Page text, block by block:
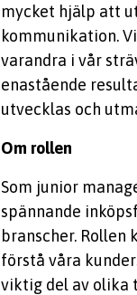
mycket hjälp att
kommunikation.
varandra i vår
enastående
utvecklas och
Om rollen
Som junior
spännande
branscher.
förstå våra
viktig del av olika